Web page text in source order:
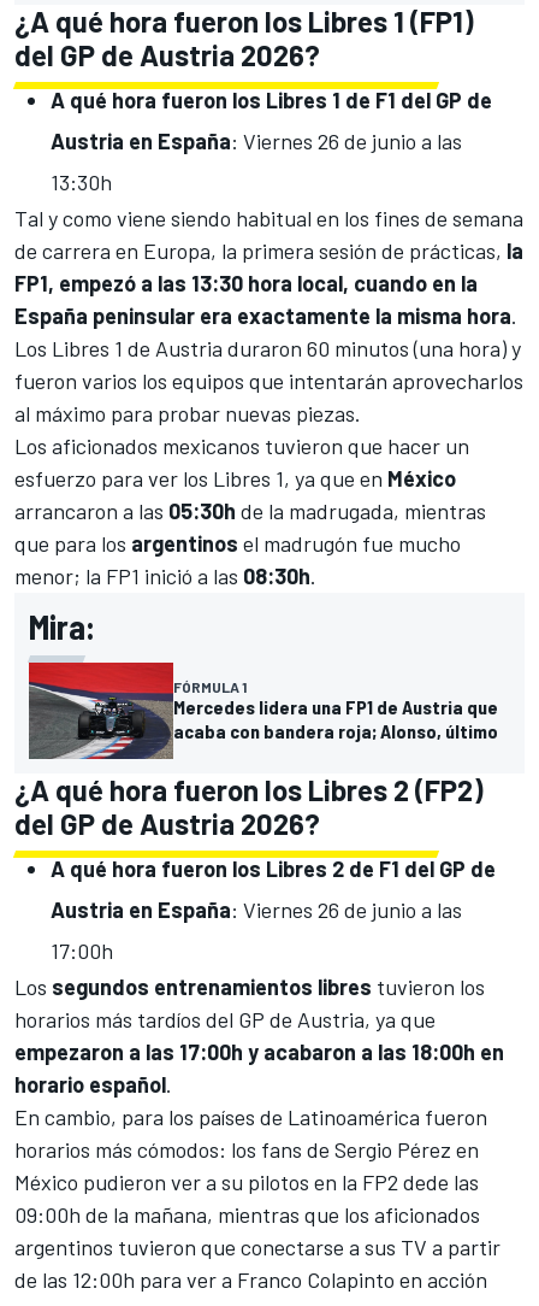
¿A qué hora fueron los Libres 1 (FP1)
del GP de Austria 2026?
A qué hora fueron los Libres 1 de F1 del GP de
Austria en España: Viernes 26 de junio a las
13:30h
Tal y como viene siendo habitual en los fines de semana
de carrera en Europa, la primera sesión de prácticas, la
FP1, empezó a las 13:30 hora local, cuando en la
España peninsular era exactamente la misma hora.
Los Libres 1 de Austria duraron 60 minutos (una hora) y
fueron varios los equipos que intentarán aprovecharlos
al máximo para probar nuevas piezas.
Los aficionados mexicanos tuvieron que hacer un
esfuerzo para ver los Libres 1, ya que en México
arrancaron a las 05:30h de la madrugada, mientras
que para los argentinos el madrugón fue mucho
menor; la FP1 inició a las 08:30h.
Mira:
FÓRMULA 1
Mercedes lidera una FP1 de Austria que
acaba con bandera roja; Alonso, último
¿A qué hora fueron los Libres 2 (FP2)
del GP de Austria 2026?
A qué hora fueron los Libres 2 de F1 del GP de
Austria en España: Viernes 26 de junio a las
17:00h
Los segundos entrenamientos libres tuvieron los
horarios más tardíos del GP de Austria, ya que
empezaron a las 17:00h y acabaron a las 18:00h en
horario español.
En cambio, para los países de Latinoamérica fueron
horarios más cómodos: los fans de Sergio Pérez en
México pudieron ver a su pilotos en la FP2 dede las
09:00h de la mañana, mientras que los aficionados
argentinos tuvieron que conectarse a sus TV a partir
de las 12:00h para ver a Franco Colapinto en acción